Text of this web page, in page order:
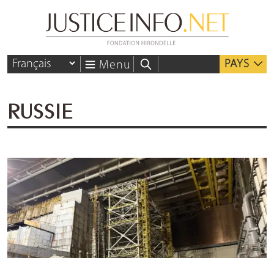
Menu PAYS
RUSSIE